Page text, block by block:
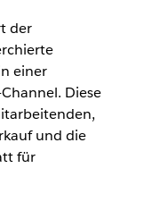
der
einer
Diese
und die
für